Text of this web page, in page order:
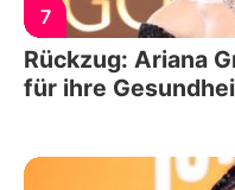
7
Rückzug: Ariana
für ihre